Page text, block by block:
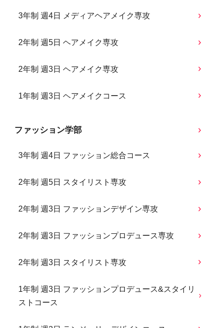
3年制 週4日 メディアヘアメイク専攻
2年制 週5日 ヘアメイク専攻
2年制 週3日 ヘアメイク専攻
1年制 週3日 ヘアメイクコース
ファッション学部
3年制 週4日 ファッション総合コース
2年制 週5日 スタイリスト専攻
2年制 週3日 ファッションデザイン専攻
2年制 週3日 ファッションプロデュース専攻
2年制 週3日 スタイリスト専攻
1年制 週3日 ファッションプロデュース&スタイリ
ストコース